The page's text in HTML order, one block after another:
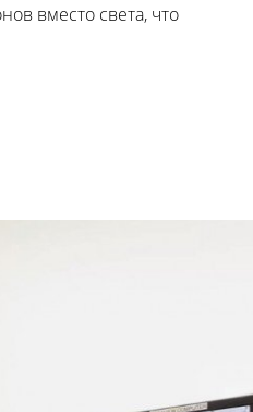
вместо света, что